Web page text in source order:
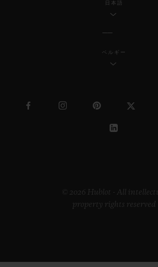
日本語
ベルギー
© 2026 Hublot - All
property rights reserved